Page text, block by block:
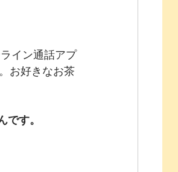
イン通話アプ
お好きなお茶
す。